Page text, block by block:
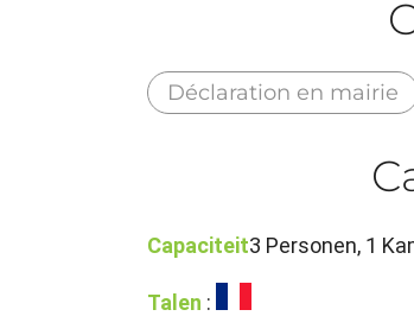
Déclaration en mairie
Capaciteit3 Personen, 1
Talen :